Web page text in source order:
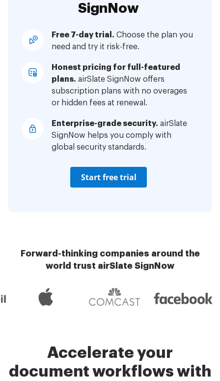
SignNow
Free 7-day trial. Choose the plan you
need and try it risk-free.
Honest pricing for full-featured
plans. airSlate SignNow offers
subscription plans with no overages
or hidden fees at renewal.
Enterprise-grade security. airSlate
SignNow helps you comply with
global security standards.
Start free trial
Forward-thinking companies around the
world trust airSlate SignNow
Accelerate your
document workflows with